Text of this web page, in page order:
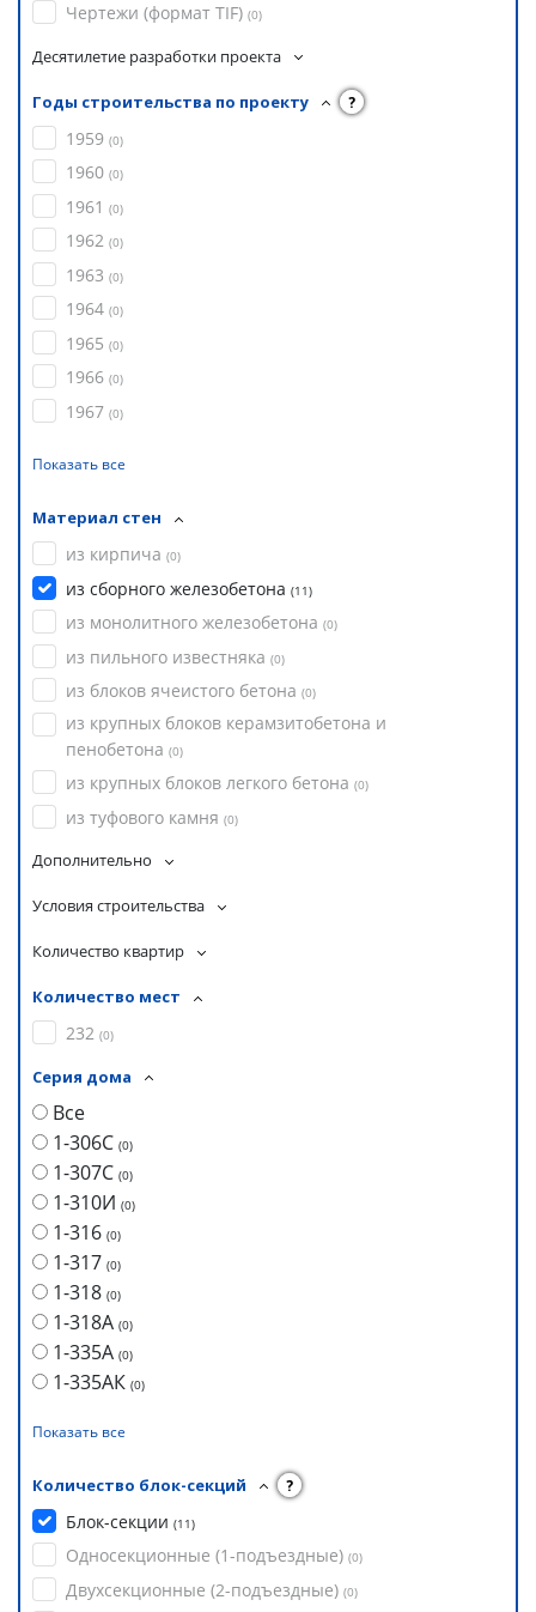
Чертежи (формат TIF) (0)
Десятилетие разработки проекта
Годы строительства по проекту ?
1959 (0)
1960 (0)
1961 (0)
1962 (0)
1963 (0)
1964 (0)
1965 (0)
1966 (0)
1967 (0)
Показать все
Материал стен
из кирпича (0)
из сборного железобетона (11)
из монолитного железобетона (0)
из пильного известняка (0)
из блоков ячеистого бетона (0)
из крупных блоков керамзитобетона и
пенобетона (0)
из крупных блоков легкого бетона (0)
из туфового камня (0)
Дополнительно
Условия строительства
Количество квартир
Количество мест
232 (0)
Серия дома
Все
1-306С (0)
1-307С (0)
1-310И (0)
1-316 (0)
1-317 (0)
1-318 (0)
1-318А (0)
1-335А (0)
1-335АК (0)
Показать все
Количество блок-секций ?
Блок-секции (11)
Односекционные (1-подъездные) (0)
Двухсекционные (2-подъездные) (0)